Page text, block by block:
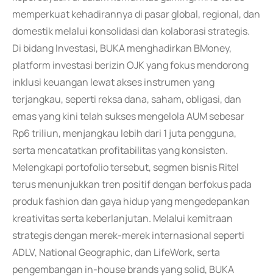
memperkuat kehadirannya di pasar global, regional, dan
domestik melalui konsolidasi dan kolaborasi strategis.
Di bidang Investasi, BUKA menghadirkan BMoney,
platform investasi berizin OJK yang fokus mendorong
inklusi keuangan lewat akses instrumen yang
terjangkau, seperti reksa dana, saham, obligasi, dan
emas yang kini telah sukses mengelola AUM sebesar
Rp6 triliun, menjangkau lebih dari 1 juta pengguna,
serta mencatatkan profitabilitas yang konsisten.
Melengkapi portofolio tersebut, segmen bisnis Ritel
terus menunjukkan tren positif dengan berfokus pada
produk fashion dan gaya hidup yang mengedepankan
kreativitas serta keberlanjutan. Melalui kemitraan
strategis dengan merek-merek internasional seperti
ADLV, National Geographic, dan LifeWork, serta
pengembangan in-house brands yang solid, BUKA